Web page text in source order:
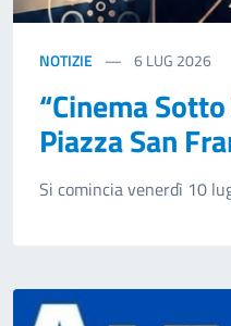
NOTIZIE 6LUG 2026
“Cinema
Piazza San
Si comincia venerdì 10